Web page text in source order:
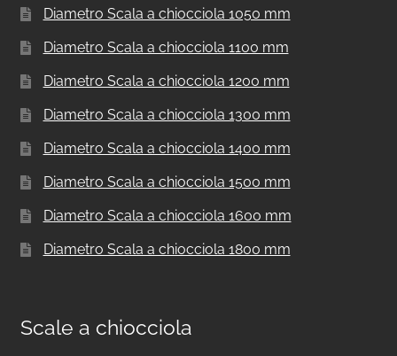
Diametro Scala a chiocciola 1050 mm
Diametro Scala a chiocciola 1100 mm
Diametro Scala a chiocciola 1200 mm
Diametro Scala a chiocciola 1300 mm
Diametro Scala a chiocciola 1400 mm
Diametro Scala a chiocciola 1500 mm
Diametro Scala a chiocciola 1600 mm
Diametro Scala a chiocciola 1800 mm
Scale a chiocciola